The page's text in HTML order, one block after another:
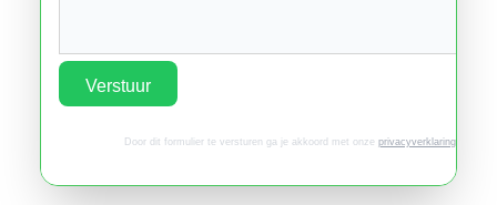
Verstuur
Door dit formulier te versturen ga je akkoord met onze privacyverklaring.